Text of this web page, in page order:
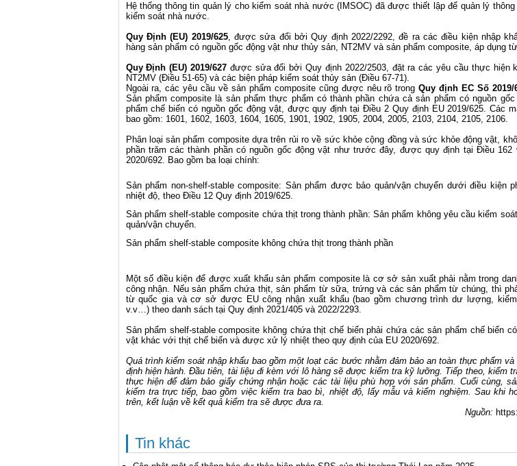
Hệ thống thông tin quản lý cho kiểm soát nhà nước (IMSOC) đã được thiết lập để quản lý
kiểm soát nhà nước.
Quy Định (EU) 2019/625, được sửa đổi bởi Quy định 2022/2292, đề ra các điều kiện nhập
hàng sản phẩm có nguồn gốc động vật như thủy sản, NT2MV và sản phẩm composite, áp dụng
Quy Định (EU) 2019/627được sửa đổi bởi Quy định 2022/2503, đặt ra các yêu cầu thực hiện
NT2MV (Điều 51-65) và các biện pháp kiểm soát thủy sản (Điều 67-71).
Ngoài ra, các yêu cầu về sản phẩm composite cũng được nêu rõ trong Quy định EC Số 2019/
Sản phẩm composite là sản phẩm thực phẩm có thành phần chứa cả sản phẩm có nguồn
phẩm chế biến có nguồn gốc động vật, được quy định tại Điều 2 Quy định EU 2019/625. Các
bao gồm: 1601, 1602, 1603, 1604, 1605, 1901, 1902, 1905, 2004, 2005, 2103, 2104, 2105, 2106.
Phân loại sản phẩm composite dựa trên rủi ro về sức khỏe cộng đồng và sức khỏe động vật,
phần trăm các thành phần có nguồn gốc động vật như trước đây, được quy định tại Điều 162
2020/692. Bao gồm ba loại chính:
Sản phẩm non-shelf-stable composite: Sản phẩm được bảo quản/vận chuyển dưới điều kiện
nhiệt độ, theo Điều 12 Quy định 2019/625.
Sản phẩm shelf-stable composite chứa thịt trong thành phần: Sản phẩm không yêu cầu kiểm
quản/vận chuyển.
Sản phẩm shelf-stable composite không chứa thịt trong thành phần
Một số điều kiện để được xuất khẩu sản phẩm composite là cơ sở sản xuất phải nằm trong
công nhận. Nếu sản phẩm chứa thịt, sản phẩm từ sữa, trứng và các sản phẩm từ chúng, thì
từ quốc gia và cơ sở được EU công nhận xuất khẩu (bao gồm chương trình dư lượng,
v.v…) theo danh sách tại Quy định 2021/405 và 2022/2293.
Sản phẩm shelf-stable composite không chứa thịt chế biến phải chứa các sản phẩm chế biến
vật khác với thịt chế biến và được xử lý nhiệt theo quy định của EU 2020/692.
Quá trình kiểm soát nhập khẩu bao gồm một loạt các bước nhằm đảm bảo an toàn thực phẩm
định hiện hành. Đầu tiên, tài liệu đi kèm với lô hàng sẽ được kiểm tra kỹ lưỡng. Tiếp theo, kiểm
thực hiện để đảm bảo giấy chứng nhận hoặc các tài liệu phù hợp với sản phẩm. Cuối cùng,
kiểm tra trực tiếp, bao gồm việc kiểm tra bao bì, nhiệt độ, lấy mẫu và kiểm nghiệm. Sau khi
trên, kết luận về kết quả kiểm tra sẽ được đưa ra.
Nguồn:
Tin khác